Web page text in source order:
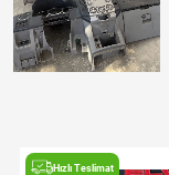
Hızlı Teslimat